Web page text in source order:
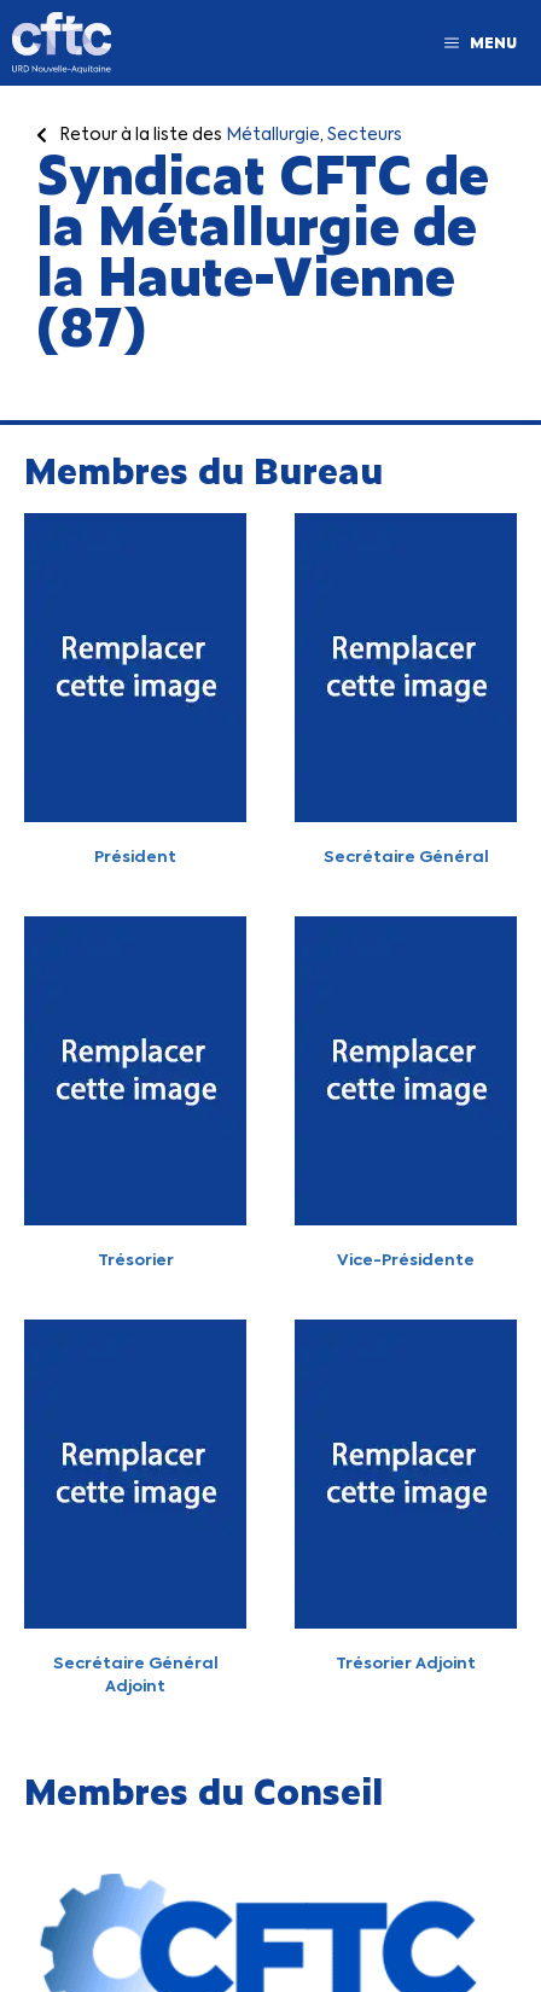
MENU
Retour à la liste des Métallurgie, Secteurs
Syndicat CFTC de
la Métallurgie de
la Haute-Vienne
(87)
Membres du Bureau
Président Secrétaire Général
Trésorier Vice-Présidente
Secrétaire Général
Adjoint
Trésorier Adjoint
Membres du Conseil